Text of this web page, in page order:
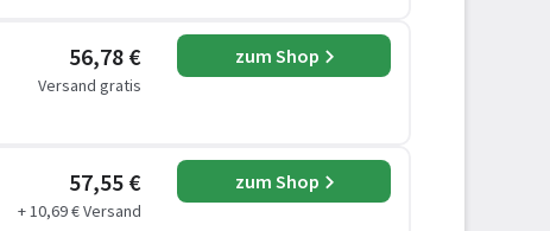
56,78 €
Versand gratis
zum Shop
57,55 €
+ 10,69 € Versand
zum Shop